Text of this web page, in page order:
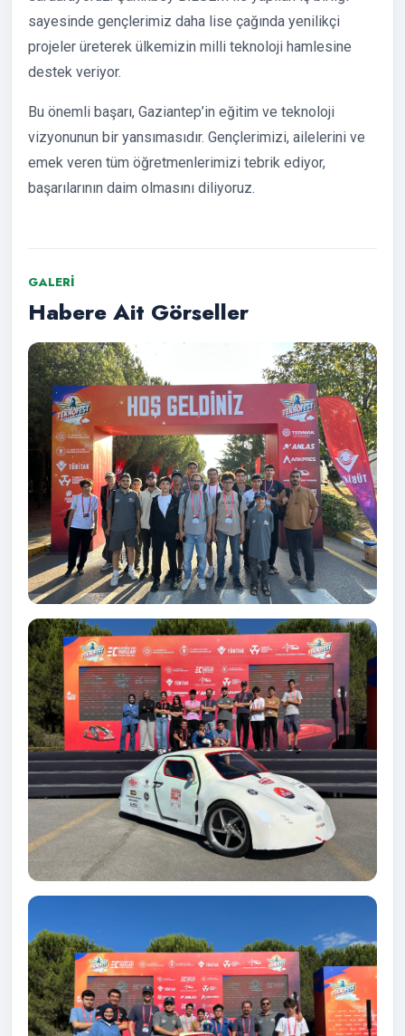
sayesinde gençlerimiz daha lise çağında yenilikçi
projeler üreterek ülkemizin milli teknoloji hamlesine
destek veriyor.
Bu önemli başarı, Gaziantep’in eğitim ve teknoloji
vizyonunun bir yansımasıdır. Gençlerimizi, ailelerini ve
emek veren tüm öğretmenlerimizi tebrik ediyor,
başarılarının daim olmasını diliyoruz.
GALERI
Habere Ait Görseller